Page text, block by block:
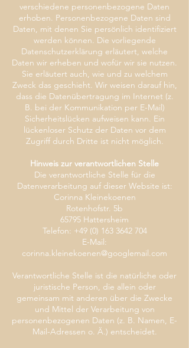
verschiedene personenbezogene Daten
erhoben. Personenbezogene Daten sind
Daten, mit denen Sie persönlich identifiziert
werden können. Die vorliegende
Datenschutzerklärung erläutert, welche
Daten wir erheben und wofür wir sie nutzen.
Sie erläutert auch, wie und zu welchem
Zweck das geschieht. Wir weisen darauf hin,
dass die Datenübertragung im Internet (z.
B. bei der Kommunikation per E-Mail)
Sicherheitslücken aufweisen kann. Ein
lückenloser Schutz der Daten vor dem
Zugriff durch Dritte ist nicht möglich.
Hinweis zur verantwortlichen Stelle
Die verantwortliche Stelle für die
Datenverarbeitung auf dieser Website ist:
Corinna Kleinekoenen
Rotenhofstr. 5b
65795 Hattersheim
Telefon: +49 (0) 163 3642 704
E-Mail:
corinna.kleinekoenen@googlemail.com
Verantwortliche Stelle ist die natürliche oder
juristische Person, die allein oder
gemeinsam mit anderen über die Zwecke
und Mittel der Verarbeitung von
personenbezogenen Daten (z. B. Namen, E-
Mail-Adressen o. Ä.) entscheidet.